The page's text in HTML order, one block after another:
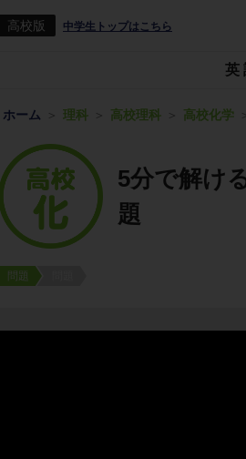
高校版 中学生トップはこちら
英
ホーム 理科 高校理科 高校化学
5分で解け
題
問題